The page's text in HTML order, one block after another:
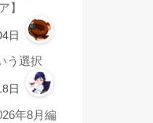
】
日
う選択
日
年8月編